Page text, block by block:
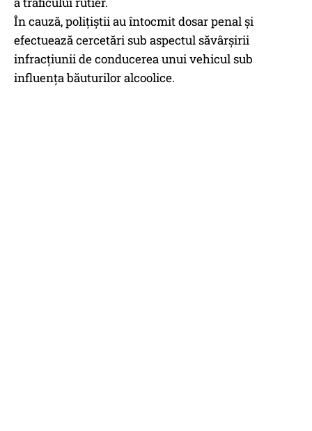
În cauză, polițiștii au întocmit dosar penal și
efectuează cercetări sub aspectul săvârșirii
infracţiunii de conducerea unui vehicul sub
influența băuturilor alcoolice.